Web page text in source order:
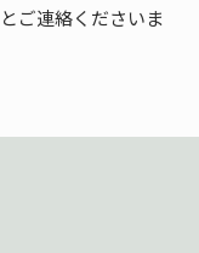
ご連絡くださいま